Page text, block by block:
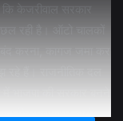
केजरीवाल सरकार
छल रही है। ऑटो चालकों